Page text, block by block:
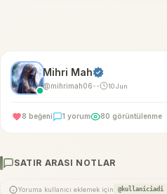
Mihri Mah
@mihrimah06 • • 10 Jun
8 beğeni 1 yorum 80 görüntülenme
SATIR ARASI NOTLAR
Yoruma kullanıcı eklemek için @kullaniciadi